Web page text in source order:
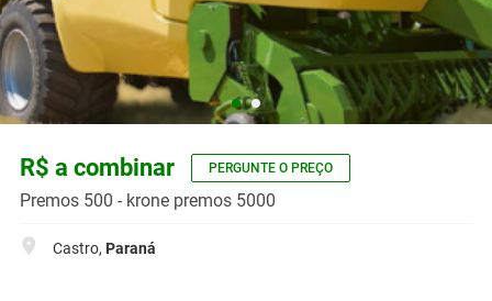
R$ a combinar PERGUNTE O PREÇO
Premos 500 - krone premos 5000
Castro, Paraná